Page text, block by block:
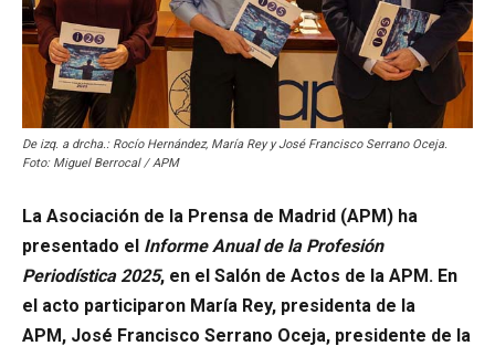
De izq. a drcha.: Rocío Hernández, María Rey y José Francisco Serrano Oceja.
Foto: Miguel Berrocal / APM
La Asociación de la Prensa de Madrid (APM) ha
presentado el Informe Anual de la Profesión
Periodística 2025, en el Salón de Actos de la APM. En
el acto participaron María Rey, presidenta de la
APM, José Francisco Serrano Oceja, presidente de la